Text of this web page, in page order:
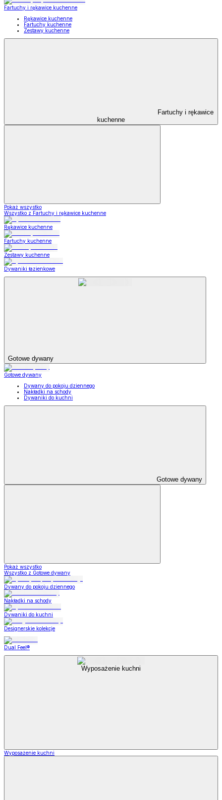
Fartuchy i rękawice kuchenne
Rękawice kuchenne
Fartuchy kuchenne
Zestawy kuchenne
Fartuchy i rękawice
kuchenne
Pokaż wszystko
Wszystko z Fartuchy i rękawice kuchenne
Rękawice kuchenne
Fartuchy kuchenne
Zestawy kuchenne
Dywaniki łazienkowe
Gotowe dywany
Gotowe dywany
Dywany do pokoju dziennego
Nakładki na schody
Dywaniki do kuchni
Gotowe dywany
Pokaż wszystko
Wszystko z Gotowe dywany
Dywany do pokoju dziennego
Nakładki na schody
Dywaniki do kuchni
Designerskie kolekcje
Dual Feel®
Wyposażenie kuchni
Wyposażenie kuchni